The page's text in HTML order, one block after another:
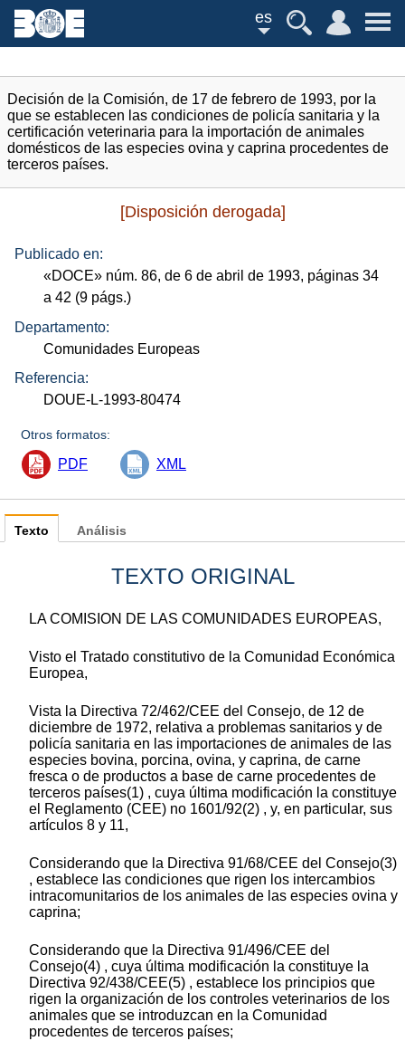
es
Decisión de la Comisión, de 17 de febrero de 1993, por la
que se establecen las condiciones de policía sanitaria y la
certificación veterinaria para la importación de animales
domésticos de las especies ovina y caprina procedentes de
terceros países.
[Disposición derogada]
Publicado en:
«DOCE» núm. 86, de 6 de abril de 1993, páginas 34
a 42 (9 págs.)
Departamento:
Comunidades Europeas
Referencia:
DOUE-L-1993-80474
Otros formatos:
PDF XML
Texto
TEXTO ORIGINAL
LA COMISION DE LAS COMUNIDADES EUROPEAS,
Visto el Tratado constitutivo de la Comunidad Económica
Europea,
Vista la Directiva 72/462/CEE del Consejo, de 12 de
diciembre de 1972, relativa a problemas sanitarios y de
policía sanitaria en las importaciones de animales de las
especies bovina, porcina, ovina, y caprina, de carne
fresca o de productos a base de carne procedentes de
terceros países(1) , cuya última modificación la constituye
el Reglamento (CEE) no 1601/92(2) , y, en particular, sus
artículos 8 y 11,
Considerando que la Directiva 91/68/CEE del Consejo(3)
, establece las condiciones que rigen los intercambios
intracomunitarios de los animales de las especies ovina y
caprina;
Considerando que la Directiva 91/496/CEE del
Consejo(4) , cuya última modificación la constituye la
Directiva 92/438/CEE(5) , establece los principios que
rigen la organización de los controles veterinarios de los
animales que se introduzcan en la Comunidad
procedentes de terceros países;
Análisis